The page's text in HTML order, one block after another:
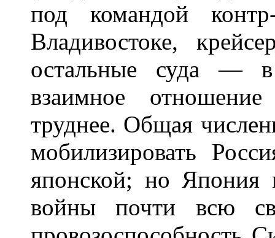
под командой
Владивостоке,
остальные суда — в
взаимное
труднее. Общая
мобилизировать
японской; но Япония
войны почти всю